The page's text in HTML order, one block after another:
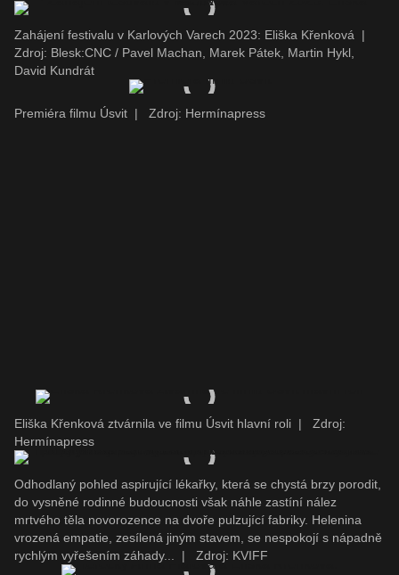
Zahájení festivalu v Karlových Varech 2023: Eliška Křenková
|
Zdroj: Blesk:CNC / Pavel Machan, Marek Pátek, Martin Hykl,
David Kundrát
Premiéra filmu Úsvit | Zdroj: Hermínapress
Eliška Křenková ztvárnila ve filmu Úsvit hlavní roli |
Zdroj:
Hermínapress
Odhodlaný pohled aspirující lékařky, která se chystá brzy porodit,
do vysněné rodinné budoucnosti však náhle zastíní nález
mrtvého těla novorozence na dvoře pulzující fabriky. Helenina
vrozená empatie, zesílená jiným stavem, se nespokojí s nápadně
rychlým vyřešením záhady...
| Zdroj: KVIFF